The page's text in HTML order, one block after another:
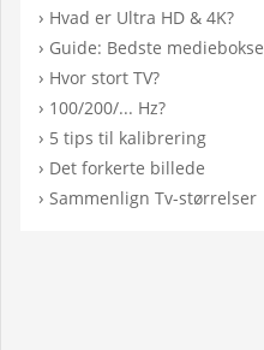
› Hvad er Ultra HD & 4K?
› Guide: Bedste mediebokse
› Hvor stort TV?
› 100/200/... Hz?
› 5 tips til kalibrering
› Det forkerte billede
›Sammenlign Tv-størrelser